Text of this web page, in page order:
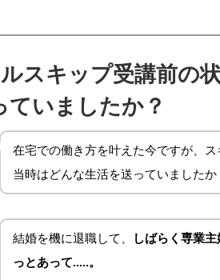
スキップ受講前の
ていましたか？
在宅での働き方を叶えた今ですが、
当時はどんな生活を送っていましたか
結婚を機に退職して、 しばらく専業主
っとあって.....。